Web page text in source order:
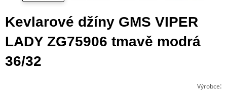
Kevlarové džíny GMS VIPER
LADY ZG75906 tmavě modrá
36/32
Výrobce: